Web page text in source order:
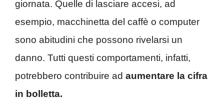
giornata. Quelle di lasciare accesi, ad
esempio, macchinetta del caffè o computer
sono abitudini che possono rivelarsi un
danno. Tutti questi comportamenti, infatti,
potrebbero contribuire ad aumentare la cifra
in bolletta.